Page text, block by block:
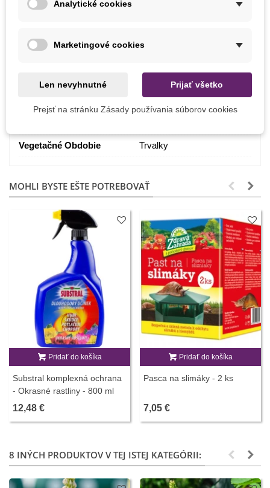
Pestovanie V exteriéri
Vegetačné Obdobie Trvalky
MOHLI BYSTE EŠTE POTREBOVAŤ
Pridať do košíka
Substral komplexná ochrana
- Okrasné rastliny - 800 ml
12,48 €
Pridať do košíka
Pasca na slimáky - 2 ks
7,05 €
8 INÝCH PRODUKTOV V TEJ ISTEJ KATEGÓRII:
Analytické cookies
Marketingové cookies
Len nevyhnutné Prijať všetko
Prejsť na stránku Zásady používania súborov cookies